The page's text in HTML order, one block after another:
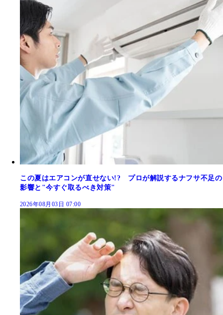
この夏はエアコンが直せない!? プロが解説するナフサ不足の
影響と"今すぐ取るべき対策"
2026年08月03日 07:00